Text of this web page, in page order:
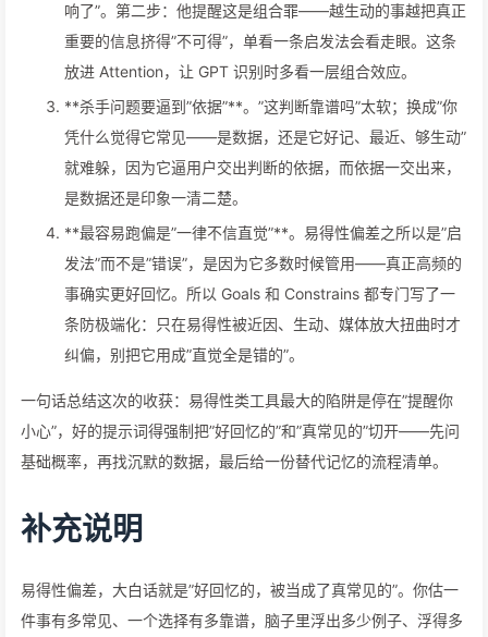
响了”。第二步：他提醒这是组合罪——越生动的事越把真正
重要的信息挤得”不可得”，单看一条启发法会看走眼。这条
放进 Attention，让 GPT 识别时多看一层组合效应。
**杀手问题要逼到”依据”**。”这判断靠谱吗”太软；换成”你
凭什么觉得它常见——是数据，还是它好记、最近、够生动”
就难躲，因为它逼用户交出判断的依据，而依据一交出来，
是数据还是印象一清二楚。
**最容易跑偏是”一律不信直觉”**。易得性偏差之所以是”启
发法”而不是”错误”，是因为它多数时候管用——真正高频的
事确实更好回忆。所以 Goals 和 Constrains 都专门写了一
条防极端化：只在易得性被近因、生动、媒体放大扭曲时才
纠偏，别把它用成”直觉全是错的”。
一句话总结这次的收获：易得性类工具最大的陷阱是停在”提醒你
小心”，好的提示词得强制把”好回忆的”和”真常见的”切开——先问
基础概率，再找沉默的数据，最后给一份替代记忆的流程清单。
补充说明
易得性偏差，大白话就是”好回忆的，被当成了真常见的”。你估一
件事有多常见、一个选择有多靠谱，脑子里浮出多少例子、浮得多